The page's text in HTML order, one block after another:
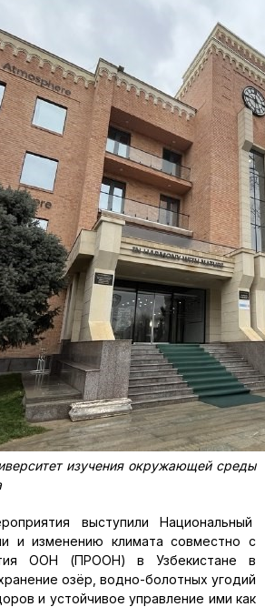
изучения окружающей среды
выступили Национальный
и изменению климата совместно с
ООН (ПРООН) в Узбекистане в
озёр, водно-болотных угодий
и устойчивое управление ими как